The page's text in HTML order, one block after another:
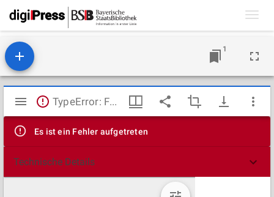
1
Mirador
Viewer
TypeError: Failed to fetch
Es ist ein Fehler aufgetreten
Technische Details